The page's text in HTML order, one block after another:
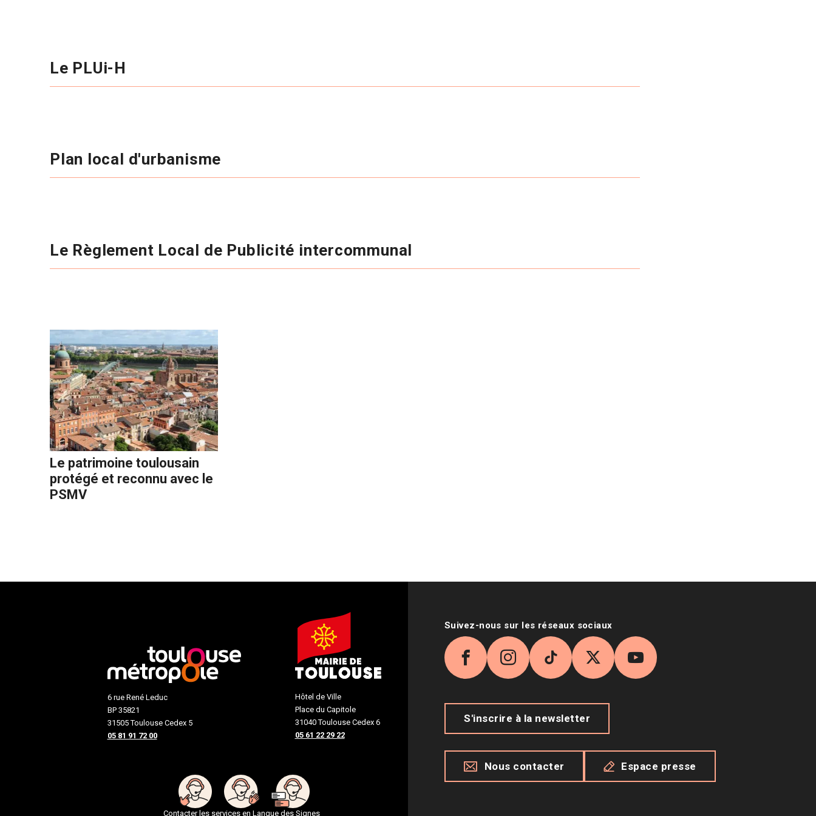
Le PLUi-H
Plan local d'urbanisme
Le Règlement Local de Publicité intercommunal
Le patrimoine toulousain
protégé et reconnu avec le
PSMV
6 rue René Leduc
BP 35821
31505 Toulouse Cedex 5
05 81 91 72 00
Hôtel de Ville
Place du Capitole
31040 Toulouse Cedex 6
05 61 22 29 22
Contacter les services en Langue des Signes
Suivez-nous sur les réseaux sociaux
FacebookInstagram
TikTokX YouTube
S'inscrire à la newsletter
Nous contacter Espace presse